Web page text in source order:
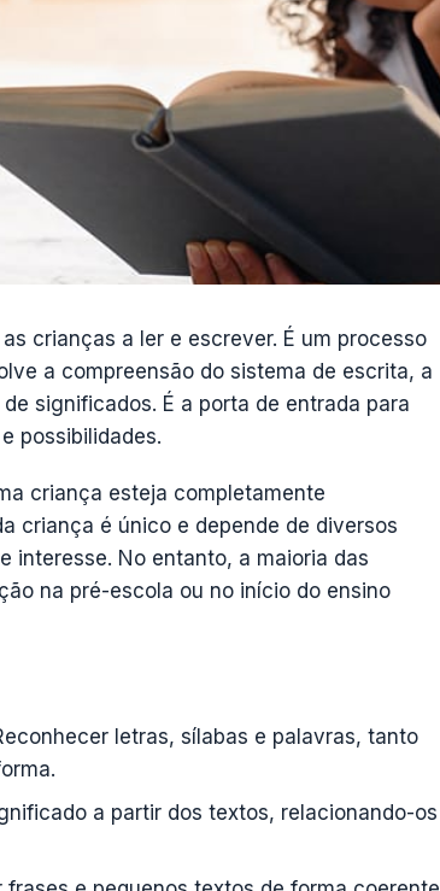
crianças a ler e escrever. É um processo
a compreensão do sistema de escrita, a
significados. É a porta de entrada para
possibilidades.
criança esteja completamente
criança é único e depende de diversos
interesse. No entanto, a maioria das
na pré-escola ou no início do ensino
letras, sílabas e palavras, tanto
a partir dos textos, relacionando-os